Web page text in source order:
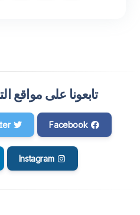
تابعونا على مواقع
Facebook
Instagram